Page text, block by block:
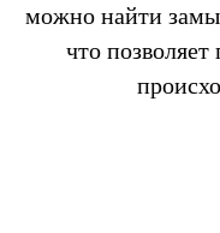
можно найти
что